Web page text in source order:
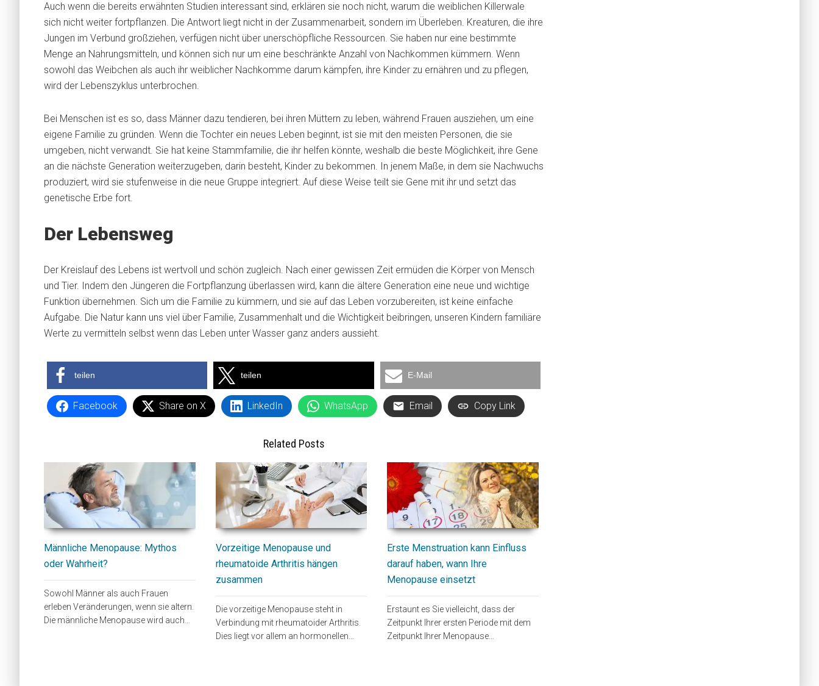
Auch wenn die bereits erwähnten Studien interessant sind, erklären sie noch nicht, warum die weiblichen Killerwale
sich nicht weiter fortpflanzen. Die Antwort liegt nicht in der Zusammenarbeit, sondern im Überleben. Kreaturen, die ihre
Jungen im Verbund großziehen, verfügen nicht über unerschöpfliche Ressourcen. Sie haben nur eine bestimmte
Menge an Nahrungsmitteln, und können sich nur um eine beschränkte Anzahl von Nachkommen kümmern. Wenn
sowohl das Weibchen als auch ihr weiblicher Nachkomme darum kämpfen, ihre Kinder zu ernähren und zu pflegen,
wird der Lebenszyklus unterbrochen.
Bei Menschen ist es so, dass Männer dazu tendieren, bei ihren Müttern zu leben, während Frauen ausziehen, um eine
eigene Familie zu gründen. Wenn die Tochter ein neues Leben beginnt, ist sie mit den meisten Personen, die sie
umgeben, nicht verwandt. Sie hat keine Stammfamilie, die ihr helfen könnte, weshalb die beste Möglichkeit, ihre Gene
an die nächste Generation weiterzugeben, darin besteht, Kinder zu bekommen. In jenem Maße, in dem sie Nachwuchs
produziert, wird sie stufenweise in die neue Gruppe integriert. Auf diese Weise teilt sie Gene mit ihr und setzt das
genetische Erbe fort.
Der Lebensweg
Der Kreislauf des Lebens ist wertvoll und schön zugleich. Nach einer gewissen Zeit ermüden die Körper von Mensch
und Tier. Indem den Jüngeren die Fortpflanzung überlassen wird, kann die ältere Generation eine neue und wichtige
Funktion übernehmen. Sich um die Familie zu kümmern, und sie auf das Leben vorzubereiten, ist keine einfache
Aufgabe. Die Natur kann uns viel über Familie, Zusammenhalt und die Wichtigkeit beibringen, unseren Kindern familiäre
Werte zu vermitteln selbst wenn das Leben unter Wasser ganz anders aussieht.
teilen teilen E-Mail
Facebook Share on X LinkedIn WhatsApp Email Copy Link
Related Posts
Männliche Menopause: Mythos
oder Wahrheit?
Sowohl Männer als auch Frauen
erleben Veränderungen, wenn sie altern.
Die männliche Menopause wird auch…
Vorzeitige Menopause und
rheumatoide Arthritis hängen
zusammen
Die vorzeitige Menopause steht in
Verbindung mit rheumatoider Arthritis.
Dies liegt vor allem an hormonellen…
Erste Menstruation kann Einfluss
darauf haben, wann Ihre
Menopause einsetzt
Erstaunt es Sie vielleicht, dass der
Zeitpunkt Ihrer ersten Periode mit dem
Zeitpunkt Ihrer Menopause…